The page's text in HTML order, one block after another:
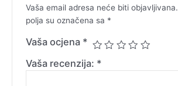
Vaša email adresa neće biti objavljivana.
polja su označena sa *
Vaša ocjena *
Vaša recenzija: *